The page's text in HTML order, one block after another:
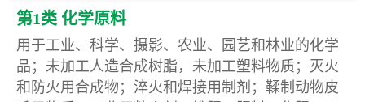
第1类 化学原料
用于工业、科学、摄影、农业、园艺和林业的化学
品；未加工人造合成树脂，未加工塑料物质；灭火
和防火用合成物；淬火和焊接用制剂；鞣制动物皮